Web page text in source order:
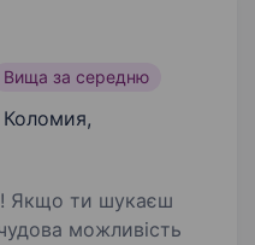
Вища за середню
Коломия,
можливість